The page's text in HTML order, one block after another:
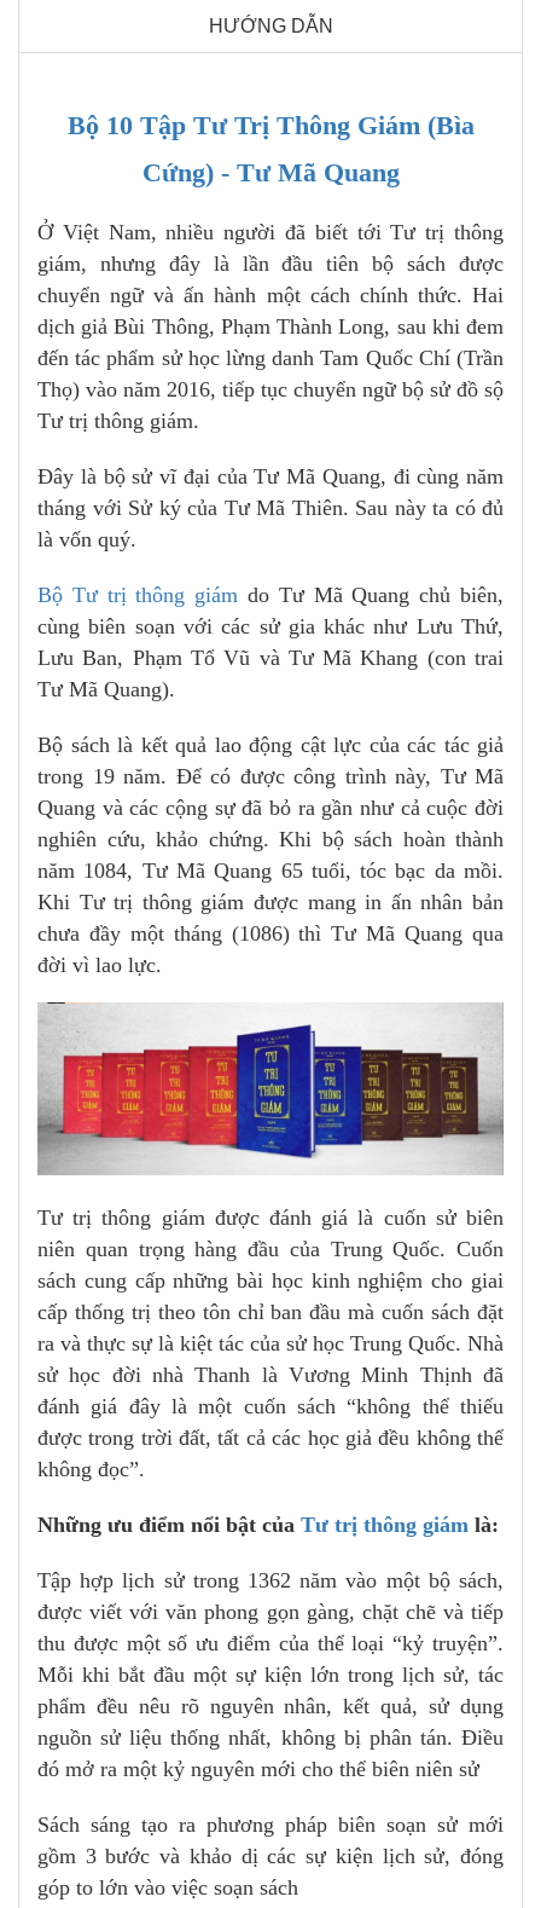
HƯỚNG DẪN
Bộ 10 Tập Tư Trị Thông Giám (Bìa
Cứng) - Tư Mã Quang
Ở Việt Nam, nhiều người đã biết tới Tư trị thông
giám, nhưng đây là lần đầu tiên bộ sách được
chuyển ngữ và ấn hành một cách chính thức. Hai
dịch giả Bùi Thông, Phạm Thành Long, sau khi đem
đến tác phẩm sử học lừng danh Tam Quốc Chí (Trần
Thọ) vào năm 2016, tiếp tục chuyển ngữ bộ sử đồ sộ
Tư trị thông giám.
Đây là bộ sử vĩ đại của Tư Mã Quang, đi cùng năm
tháng với Sử ký của Tư Mã Thiên. Sau này ta có đủ
là vốn quý.
Bộ Tư trị thông giám do Tư Mã Quang chủ biên,
cùng biên soạn với các sử gia khác như Lưu Thứ,
Lưu Ban, Phạm Tổ Vũ và Tư Mã Khang (con trai
Tư Mã Quang).
Bộ sách là kết quả lao động cật lực của các tác giả
trong 19 năm. Để có được công trình này, Tư Mã
Quang và các cộng sự đã bỏ ra gần như cả cuộc đời
nghiên cứu, khảo chứng. Khi bộ sách hoàn thành
năm 1084, Tư Mã Quang 65 tuổi, tóc bạc da mồi.
Khi Tư trị thông giám được mang in ấn nhân bản
chưa đầy một tháng (1086) thì Tư Mã Quang qua
đời vì lao lực.
Tư trị thông giám được đánh giá là cuốn sử biên
niên quan trọng hàng đầu của Trung Quốc. Cuốn
sách cung cấp những bài học kinh nghiệm cho giai
cấp thống trị theo tôn chỉ ban đầu mà cuốn sách đặt
ra và thực sự là kiệt tác của sử học Trung Quốc. Nhà
sử học đời nhà Thanh là Vương Minh Thịnh đã
đánh giá đây là một cuốn sách “không thể thiếu
được trong trời đất, tất cả các học giả đều không thể
không đọc”.
Những ưu điểm nổi bật của Tư trị thông giám là:
Tập hợp lịch sử trong 1362 năm vào một bộ sách,
được viết với văn phong gọn gàng, chặt chẽ và tiếp
thu được một số ưu điểm của thể loại “kỷ truyện”.
Mỗi khi bắt đầu một sự kiện lớn trong lịch sử, tác
phẩm đều nêu rõ nguyên nhân, kết quả, sử dụng
nguồn sử liệu thống nhất, không bị phân tán. Điều
đó mở ra một kỷ nguyên mới cho thể biên niên sử
Sách sáng tạo ra phương pháp biên soạn sử mới
gồm 3 bước và khảo dị các sự kiện lịch sử, đóng
góp to lớn vào việc soạn sách